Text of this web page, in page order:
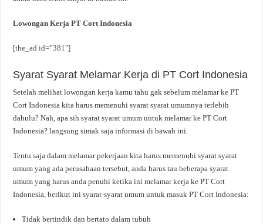
Lowongan Kerja PT Cort Indonesia
[the_ad id=”381″]
Syarat Syarat Melamar Kerja di PT Cort Indonesia
Setelah melihat lowongan kerja kamu tahu gak sebelum melamar ke PT
Cort Indonesia kita harus memenuhi syarat syarat umumnya terlebih
dahulu? Nah, apa sih syarat syarat umum untuk melamar ke PT Cort
Indonesia? langsung simak saja informasi di bawah ini.
Tentu saja dalam melamar pekerjaan kita harus memenuhi syarat syarat
umum yang ada perusahaan tersebut, anda harus tau beberapa syarat
umum yang harus anda penuhi ketika ini melamar kerja ke PT Cort
Indonesia, berikut ini syarat-syarat umum untuk masuk PT Cort Indonesia:
Tidak bertindik dan bertato dalam tubuh